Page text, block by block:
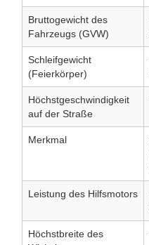
Bruttogewicht des
Fahrzeugs (GVW)
Schleifgewicht
(Feierkörper)
Höchstgeschwindigkeit
auf der Straße
Merkmal
Leistung des Hilfsmotors
Höchstbreite des